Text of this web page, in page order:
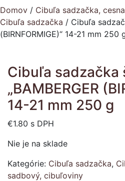
Domov / Cibuľa sadzačka,
Cibuľa sadzačka / Cibuľa
(BIRNFORMIGE)“ 14-21 mm 250
Cibuľa sadzačka
„BAMBERGER
14-21 mm 250 g
€1.80 s DPH
Nie je na sklade
Kategórie: Cibuľa sadzačka,
sadbový, cibuľoviny